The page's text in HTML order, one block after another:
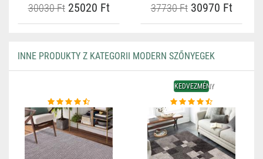
30030 Ft25020 Ft 37730 Ft30970 Ft
INNE PRODUKTY Z KATEGORII MODERN SZŐNYEGEK
KEDVEZMÉNY